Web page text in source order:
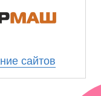
заказать в
раскрутке
сайтов